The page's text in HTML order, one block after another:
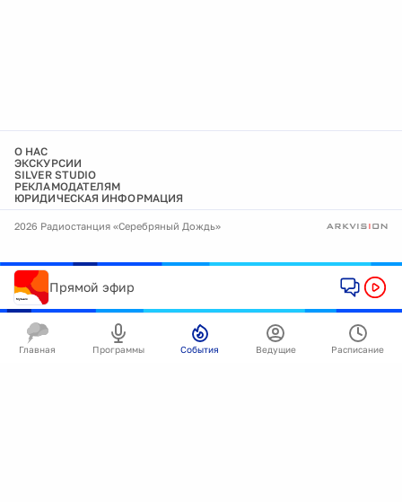
О НАС
ЭКСКУРСИИ
SILVER STUDIO
РЕКЛАМОДАТЕЛЯМ
ЮРИДИЧЕСКАЯ ИНФОРМАЦИЯ
2026 Радиостанция «Серебряный Дождь»
Прямой эфир
Главная Программы События Ведущие Расписание